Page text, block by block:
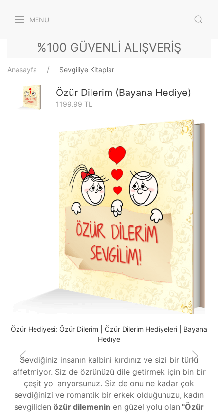
MENU
%100 GÜVENLİ ALIŞVERİŞ
Anasayfa Sevgiliye Kitaplar
Özür Dilerim (Bayana Hediye)
1199.99 TL
Özür Hediyesi: Özür Dilerim | Özür Dilerim Hediyeleri | Bayana
Hediye
Sevdiğiniz insanın kalbini kırdınız ve sizi bir türlü
affetmiyor. Siz de özrünüzü dile getirmek için bin bir
çeşit yol arıyorsunuz. Siz de onu ne kadar çok
sevdiğinizi ve romantik bir erkek olduğunuzu, kadın
sevgiliden özür dilemenin en güzel yolu olan "Özür